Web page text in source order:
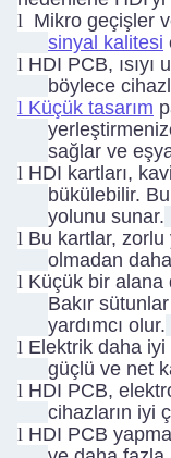
l Mikro geçişler
sinyal kalitesi
l HDI PCB, ısıyı
böylece
l Küçük tasarım
sağlar ve
l HDI kartları,
bükülebilir.
yolunu sunar.
l Bu kartlar,
olmadan
l Küçük bir alana
Bakır
yardımcı olur.
l Elektrik daha
güçlü ve net
l HDI PCB,
cihazların iyi
l HDI PCB